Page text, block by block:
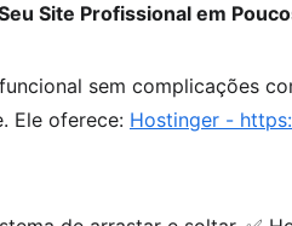
Site Profissional em
sem complicações
Ele oferece: Hostinger -